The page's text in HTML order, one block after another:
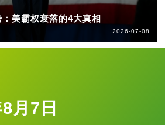
美霸权衰落的4大真相
2026-07-08
月7日